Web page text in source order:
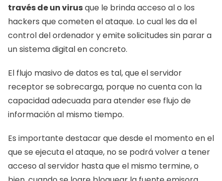
través de un virus que le brinda acceso al o los
hackers que cometen el ataque. Lo cual les da el
control del ordenador y emite solicitudes sin parar a
un sistema digital en concreto.
El flujo masivo de datos es tal, que el servidor
receptor se sobrecarga, porque no cuenta con la
capacidad adecuada para atender ese flujo de
información al mismo tiempo.
Es importante destacar que desde el momento en el
que se ejecuta el ataque, no se podrá volver a tener
acceso al servidor hasta que el mismo termine, o